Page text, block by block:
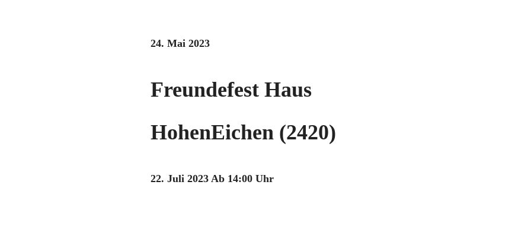
24. Mai 2023
Freundefest Haus
HohenEichen (2420)
22. Juli 2023 Ab 14:00 Uhr